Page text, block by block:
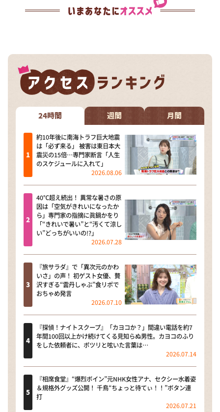
24時間 週間 月間
約10年後に南海トラフ巨大地震
は「必ず来る」 被害は東日本大
震災の15倍…専門家断言「人生
のスケジュールに入れて」
2026.08.06
40℃超え続出！ 異常な暑さの原
因は「空気がきれいになったか
ら」専門家の指摘に眞鍋かをり
「“きれいで暑い”と“汚くて涼し
い”どっちがいいの!?」
2026.07.28
『旅サラダ』で「異次元のかわ
いさ」の声！ 初ゲスト女優、贅
沢すぎる“雲丹しゃぶ”食リポで
おちゃめ発言
2026.07.10
『探偵！ナイトスクープ』「カヨコか？」間違い電話を約7
年間100回以上かけ続けてくる見知らぬ男性。カヨコのふり
をした依頼者に、ポツリと呟いた言葉は…
2026.07.14
『相席食堂』“爆烈ボイン”元NHK女性アナ、セクシー水着姿
＆規格外グッズ公開！ 千鳥“ちょっと待てぃ！！”ボタン連
打
2026.07.21